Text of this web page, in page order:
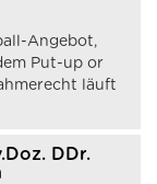
Angebot,
Put-up or
läuft
DDr.